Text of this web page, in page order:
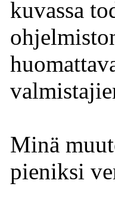
kuvassa
Minä
pieniksi